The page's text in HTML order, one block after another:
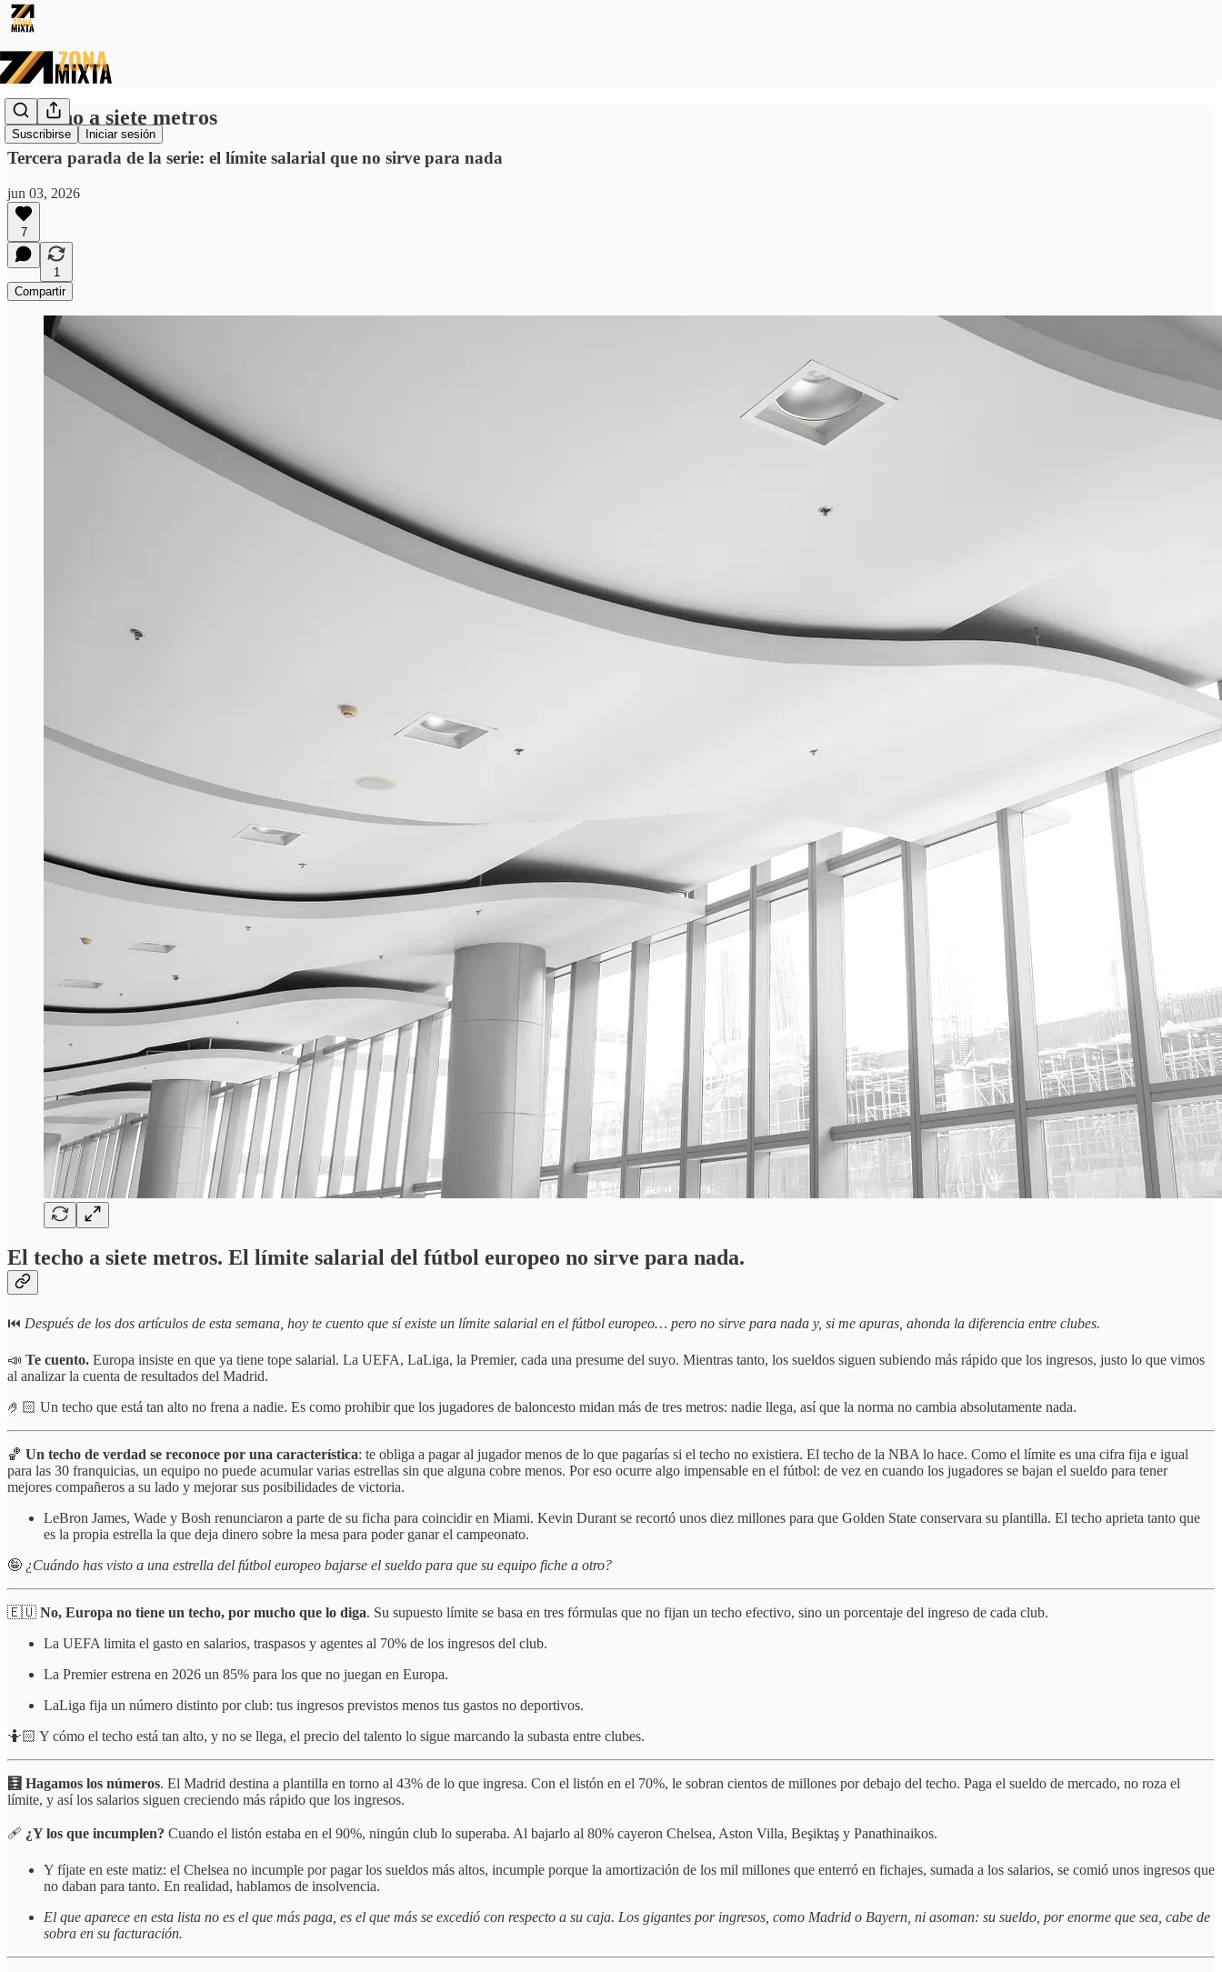
Suscribirse Iniciar sesión
El techo a siete metros
Tercera parada de la serie: el límite salarial que no sirve para nada
jun 03, 2026
7
1
Compartir
El techo a siete metros. El límite salarial del fútbol europeo no sirve para nada.
⏮️ Después de los dos artículos de esta semana, hoy te cuento que sí existe un límite salarial en el fútbol europeo… pero no sirve para nada y, si me apuras, ahonda la diferencia entre clubes.
📣 Te cuento. Europa insiste en que ya tiene tope salarial. La UEFA, LaLiga, la Premier, cada una presume del suyo. Mientras tanto, los sueldos siguen subiendo más rápido que los ingresos, justo lo que vimos
al analizar la cuenta de resultados del Madrid.
🤌🏻 Un techo que está tan alto no frena a nadie. Es como prohibir que los jugadores de baloncesto midan más de tres metros: nadie llega, así que la norma no cambia absolutamente nada.
🏀 Un techo de verdad se reconoce por una característica: te obliga a pagar al jugador menos de lo que pagarías si el techo no existiera. El techo de la NBA lo hace. Como el límite es una cifra fija e igual
para las 30 franquicias, un equipo no puede acumular varias estrellas sin que alguna cobre menos. Por eso ocurre algo impensable en el fútbol: de vez en cuando los jugadores se bajan el sueldo para tener
mejores compañeros a su lado y mejorar sus posibilidades de victoria.
LeBron James, Wade y Bosh renunciaron a parte de su ficha para coincidir en Miami. Kevin Durant se recortó unos diez millones para que Golden State conservara su plantilla. El techo aprieta tanto que
es la propia estrella la que deja dinero sobre la mesa para poder ganar el campeonato.
🤪 ¿Cuándo has visto a una estrella del fútbol europeo bajarse el sueldo para que su equipo fiche a otro?
🇪🇺 No, Europa no tiene un techo, por mucho que lo diga. Su supuesto límite se basa en tres fórmulas que no fijan un techo efectivo, sino un porcentaje del ingreso de cada club.
La UEFA limita el gasto en salarios, traspasos y agentes al 70% de los ingresos del club.
La Premier estrena en 2026 un 85% para los que no juegan en Europa.
LaLiga fija un número distinto por club: tus ingresos previstos menos tus gastos no deportivos.
🤷🏻 Y cómo el techo está tan alto, y no se llega, el precio del talento lo sigue marcando la subasta entre clubes.
🧮 Hagamos los números. El Madrid destina a plantilla en torno al 43% de lo que ingresa. Con el listón en el 70%, le sobran cientos de millones por debajo del techo. Paga el sueldo de mercado, no roza el
límite, y así los salarios siguen creciendo más rápido que los ingresos.
🩹 ¿Y los que incumplen? Cuando el listón estaba en el 90%, ningún club lo superaba. Al bajarlo al 80% cayeron Chelsea, Aston Villa, Beşiktaş y Panathinaikos.
Y fíjate en este matiz: el Chelsea no incumple por pagar los sueldos más altos, incumple porque la amortización de los mil millones que enterró en fichajes, sumada a los salarios, se comió unos ingresos que
no daban para tanto. En realidad, hablamos de insolvencia.
El que aparece en esta lista no es el que más paga, es el que más se excedió con respecto a su caja. Los gigantes por ingresos, como Madrid o Bayern, ni asoman: su sueldo, por enorme que sea, cabe de
sobra en su facturación.